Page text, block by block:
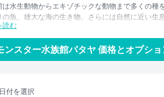
は水生動物からエキゾチックな動物まで多くの種
の魚、雄大な海の生き物、さらには自然に近い生
ター水族館パタヤの魅力の一つは、動物たちと
て学べる楽しいインタラクティブなアクティビ
に新しい発見があります。
必訪スポットです。
読む
ンスター水族館パタヤ 価格とオプシ
日付を選択